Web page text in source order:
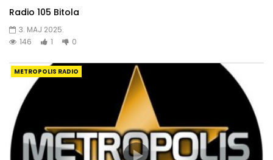
Radio 105 Bitola
3. MAJ 2025.
146
1 0
METROPOLIS RADIO